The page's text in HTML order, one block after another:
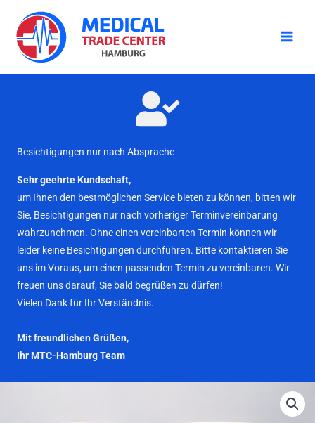
Inhalt
springen
Besichtigungen nur nach Absprache
Sehr geehrte Kundschaft,
um Ihnen den bestmöglichen Service bieten zu können, bitten wir
Sie, Besichtigungen nur nach vorheriger Terminvereinbarung
wahrzunehmen. Ohne einen vereinbarten Termin können wir
leider keine Besichtigungen durchführen. Bitte kontaktieren Sie
uns im Voraus, um einen passenden Termin zu vereinbaren. Wir
freuen uns darauf, Sie bald begrüßen zu dürfen!
Vielen Dank für Ihr Verständnis.
Mit freundlichen Grüßen,
Ihr MTC-Hamburg Team